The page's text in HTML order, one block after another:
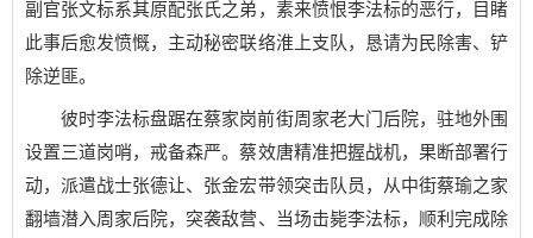
副官张文标系其原配张氏之弟，素来愤恨李法标的恶行，目睹
此事后愈发愤慨，主动秘密联络淮上支队，恳请为民除害、铲
除逆匪。
彼时李法标盘踞在蔡家岗前街周家老大门后院，驻地外围
设置三道岗哨，戒备森严。蔡效唐精准把握战机，果断部署行
动，派遣战士张德让、张金宏带领突击队员，从中街蔡瑜之家
翻墙潜入周家后院，突袭敌营、当场击毙李法标，顺利完成除